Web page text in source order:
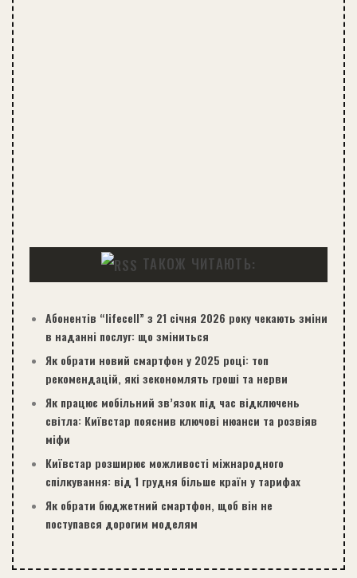
ТАКОЖ ЧИТАЮТЬ:
Абонентів “lifecell” з 21 січня 2026 року чекають зміни
в наданні послуг: що зміниться
Як обрати новий смартфон у 2025 році: топ
рекомендацій, які зекономлять гроші та нерви
Як працює мобільний зв’язок під час відключень
світла: Київстар пояснив ключові нюанси та розвіяв
міфи
Київстар розширює можливості міжнародного
спілкування: від 1 грудня більше країн у тарифах
Як обрати бюджетний смартфон, щоб він не
поступався дорогим моделям